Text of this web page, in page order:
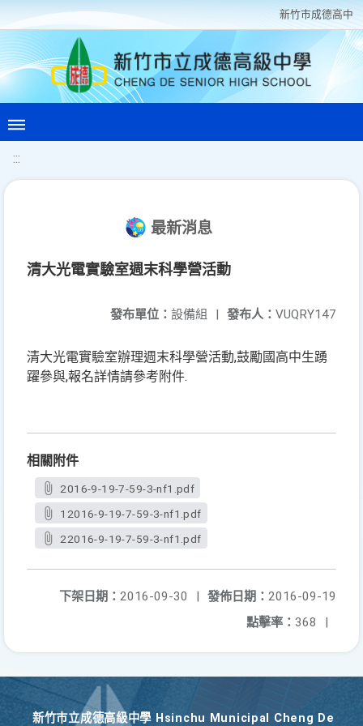
新竹巿成德高中
:::
最新消息
清大光電實驗室週末科學營活動
發布人： VUQRY147
發布單位： 設備組 |
清大光電實驗室辦理週末科學營活動,鼓勵國高中生踴
躍參與,報名詳情請參考附件.
相關附件
2016-9-19-7-59-3-nf1.pdf
12016-9-19-7-59-3-nf1.pdf
22016-9-19-7-59-3-nf1.pdf
發佈日期： 2016-09-19
下架日期： 2016-09-30
|
點擊率： 368 |
新竹巿立成德高級中學 Hsinchu Municipal Cheng De